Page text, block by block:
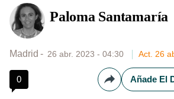
Paloma Santamaría
Madrid 26 abr. 2023 - 04:30 Act. 26
0 Compartir
Añade El